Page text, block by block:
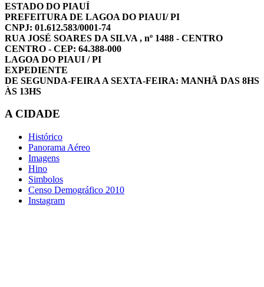
ESTADO DO PIAUÍ
PREFEITURA DE LAGOA DO PIAUI/ PI
CNPJ: 01.612.583/0001-74
RUA JOSÉ SOARES DA SILVA , nº 1488 - CENTRO
CENTRO - CEP: 64.388-000
LAGOA DO PIAUI / PI
EXPEDIENTE
DE SEGUNDA-FEIRA A SEXTA-FEIRA: MANHÃ DAS 8HS
ÀS 13HS
A CIDADE
Histórico
Panorama Aéreo
Imagens
Hino
Simbolos
Censo Demográfico 2010
Instagram